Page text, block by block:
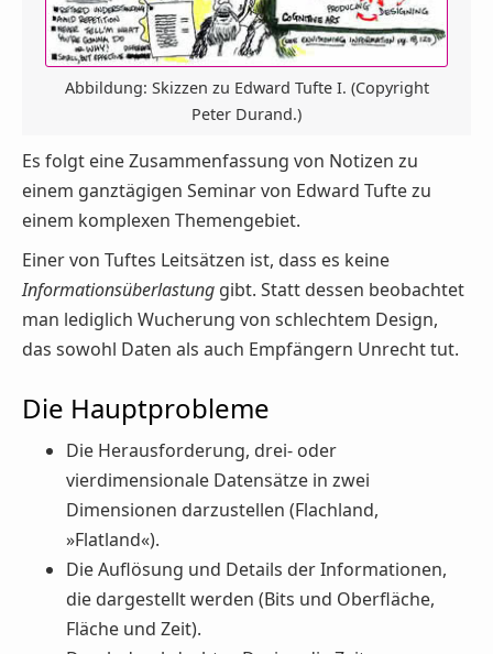
Abbildung: Skizzen zu Edward Tufte I. (Copyright
Peter Durand.)
Es folgt eine Zusammenfassung von Notizen zu
einem ganztägigen Seminar von Edward Tufte zu
einem komplexen Themengebiet.
Einer von Tuftes Leitsätzen ist, dass es keine
Informationsüberlastung gibt. Statt dessen beobachtet
man lediglich Wucherung von schlechtem Design,
das sowohl Daten als auch Empfängern Unrecht tut.
Die Hauptprobleme
Die Herausforderung, drei- oder
vierdimensionale Datensätze in zwei
Dimensionen darzustellen (Flachland,
»Flatland«).
Die Auflösung und Details der Informationen,
die dargestellt werden (Bits und Oberfläche,
Fläche und Zeit).